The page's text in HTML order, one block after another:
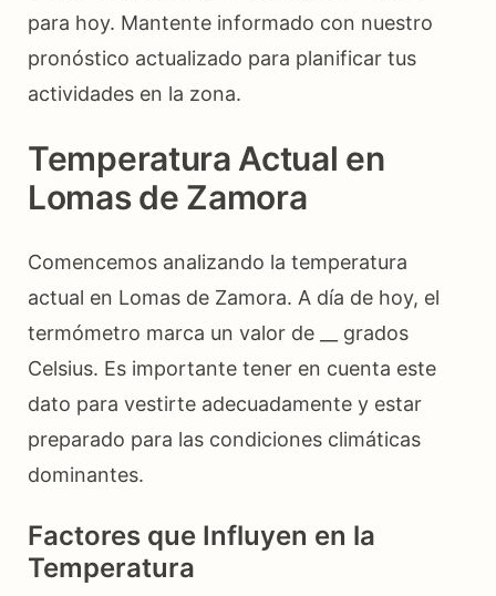
para hoy. Mantente informado con nuestro
pronóstico actualizado para planificar tus
actividades en la zona.
Temperatura Actual en
Lomas de Zamora
Comencemos analizando la temperatura
actual en Lomas de Zamora. A día de hoy, el
termómetro marca un valor de __ grados
Celsius. Es importante tener en cuenta este
dato para vestirte adecuadamente y estar
preparado para las condiciones climáticas
dominantes.
Factores que Influyen en la
Temperatura